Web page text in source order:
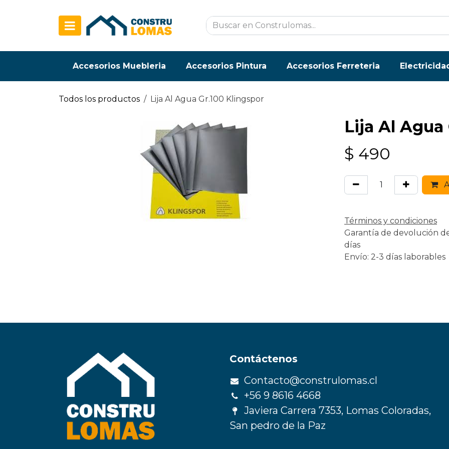
Accesorios Muebleria Accesorios Pintura Accesorios Ferreteria
Todos los productos Lija Al Agua Gr.100 Klingspor
Lija Al Agua
$ 490
Términos y condiciones
Garantía de devolución
días
Envío: 2-3 días laborables
Contáctenos
Contacto@construlomas.cl
+56 9 8616 4668
Javiera Carrera 7353, Lomas Coloradas,
San pedro de la Paz